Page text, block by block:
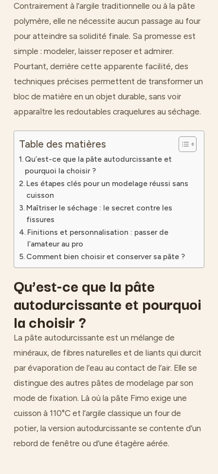
Contrairement à l’argile traditionnelle ou à la pâte
polymère, elle ne nécessite aucun passage au four
pour atteindre sa solidité finale. Sa promesse est
simple : modeler, laisser reposer et admirer.
Pourtant, derrière cette apparente facilité, des
techniques précises permettent de transformer un
bloc de matière en un objet durable, sans voir
apparaître les redoutables craquelures au séchage.
Table des matières
Qu’est-ce que la pâte autodurcissante et
pourquoi la choisir ?
Les étapes clés pour un modelage réussi sans
cuisson
Maîtriser le séchage : le secret contre les
fissures
Finitions et personnalisation : passer de
l’amateur au pro
Comment bien choisir et conserver sa pâte ?
Qu’est-ce que la pâte
autodurcissante et pourquoi
la choisir ?
La pâte autodurcissante est un mélange de
minéraux, de fibres naturelles et de liants qui durcit
par évaporation de l’eau au contact de l’air. Elle se
distingue des autres pâtes de modelage par son
mode de fixation. Là où la pâte Fimo exige une
cuisson à 110°C et l’argile classique un four de
potier, la version autodurcissante se contente d’un
rebord de fenêtre ou d’une étagère aérée.